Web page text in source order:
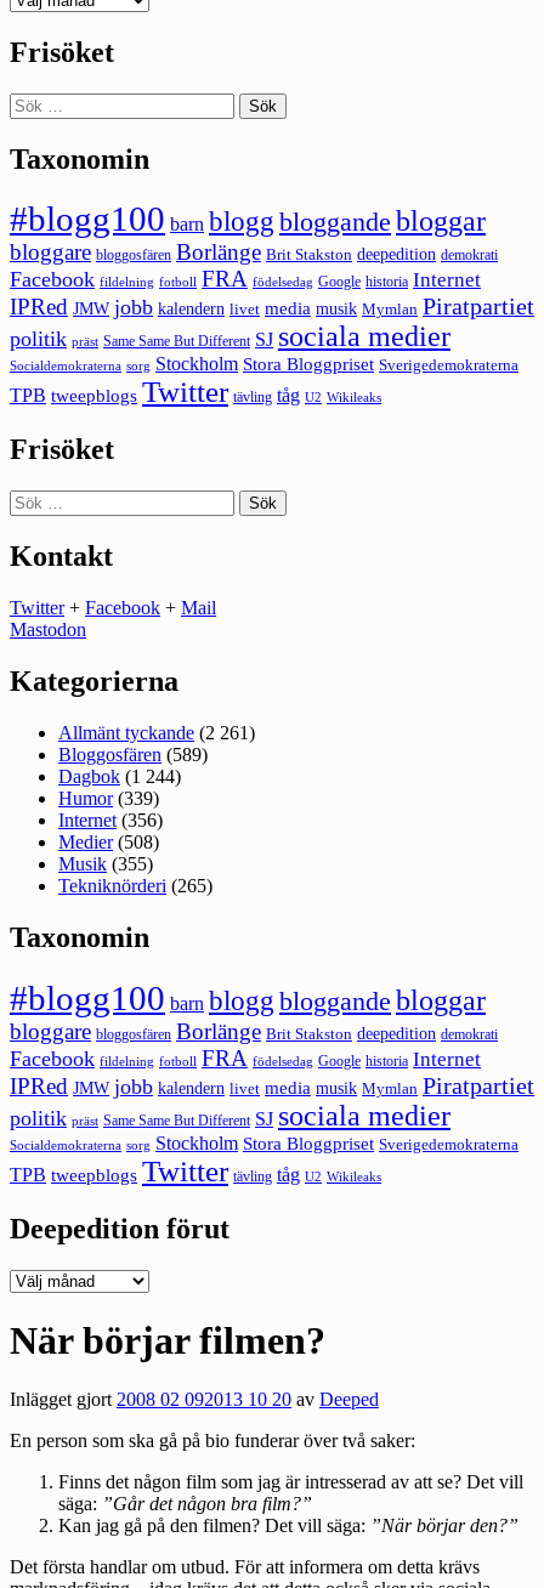
Frisöket
Sök
efter:
Taxonomin
#blogg100 barn blogg bloggande bloggar
bloggare bloggosfären Borlänge Brit Stakston deepedition demokrati
Facebook fildelning fotboll FRA födelsedag Google historia Internet
IPRed JMW jobb kalendern livet media musik Mymlan Piratpartiet
politik präst Same Same But Different SJ sociala medier
Socialdemokraterna sorg Stockholm Stora Bloggpriset Sverigedemokraterna
TPB tweepblogs Twitter tävling tåg U2 Wikileaks
Frisöket
Sök
efter:
Kontakt
Twitter+ Facebook + Mail
Mastodon
Kategorierna
Allmänt tyckande (2 261)
Bloggosfären (589)
Dagbok (1 244)
Humor(339)
Internet (356)
Medier(508)
Musik (355)
Tekniknörderi (265)
Taxonomin
#blogg100 barn blogg bloggande bloggar
bloggare bloggosfären Borlänge Brit Stakston deepedition demokrati
Facebook fildelning fotboll FRA födelsedag Google historia Internet
IPRed JMW jobb kalendern livet media musik Mymlan Piratpartiet
politik präst Same Same But Different SJ sociala medier
Socialdemokraterna sorg Stockholm Stora Bloggpriset Sverigedemokraterna
TPB tweepblogs Twitter tävling tåg U2 Wikileaks
Deepedition förut
Deepedition
När börjar filmen?
Inlägget gjort2008 02 092013 10 20 av Deeped
En person som ska gå på bio funderar över två saker:
Finns det någon film som jag är intresserad av att se? Det vill
säga: ”Går det någon bra film?”
Kan jag gå på den filmen? Det vill säga: ”När börjar den?”
Det första handlar om utbud. För att informera om detta krävs